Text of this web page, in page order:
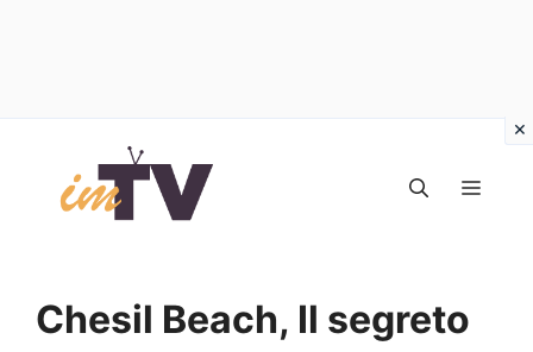
contenuto
Chesil Beach, Il segreto